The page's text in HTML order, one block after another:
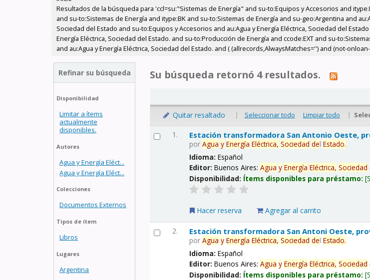
Resultados de la búsqueda para 'ccl=su:"Sistemas de Energía" and su-to:Equipos y Accesorios and
and su-to:Sistemas de Energía and itype:BK and su-to:Sistemas de Energía and su-geo:Argentina and
Sociedad del Estado and su-to:Equipos y Accesorios and au:Agua y Energía Eléctrica, Sociedad del
Energía Eléctrica, Sociedad del Estado. and su-to:Producción de Energía and ccode:EXT and su-
and au:Agua y Energía Eléctrica, Sociedad del Estado. and ( (allrecords,AlwaysMatches='') and (not-
Refinar su búsqueda
Disponibilidad
Limitar a ítems
actualmente
disponibles.
Autores
Agua y Energía Eléct...
Agua y Energía Eléct...
Colecciones
Documentos Externos
Tipos de ítem
Libros
Lugares
Argentina
Su búsqueda retornó 4 resultados.
Quitar resaltado | Seleccionar todo Limpiar todo |
1. Estación transformadora San Antonio Oeste,
porAgua y Energía Eléctrica, Sociedad delEstado.
Idioma:Español
Editor:Buenos Aires:Agua y Energía Eléctrica, Sociedad
Disponibilidad: Ítems disponibles para préstamo:
Hacer reserva Agregar al carrito
2. Estación transformadora San Antoni Oeste,
porAgua y Energía Eléctrica, Sociedad delEstado.
Idioma:Español
Editor:Buenos Aires:Agua y Energía Eléctrica, Sociedad
Disponibilidad: Ítems disponibles para préstamo: